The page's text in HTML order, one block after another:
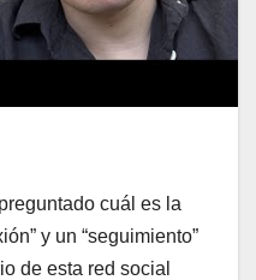
cuál es la
y un “seguimiento”
de esta red social